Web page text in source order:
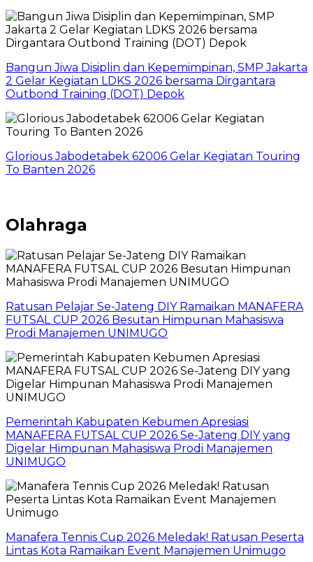
Bangun Jiwa Disiplin dan Kepemimpinan, SMP Jakarta
2 Gelar Kegiatan LDKS 2026 bersama Dirgantara
Outbond Training (DOT) Depok
Glorious Jabodetabek 62006 Gelar Kegiatan Touring
To Banten 2026
Olahraga
Ratusan Pelajar Se-Jateng DIY Ramaikan MANAFERA
FUTSAL CUP 2026 Besutan Himpunan Mahasiswa
Prodi Manajemen UNIMUGO
Pemerintah Kabupaten Kebumen Apresiasi
MANAFERA FUTSAL CUP 2026 Se-Jateng DIY yang
Digelar Himpunan Mahasiswa Prodi Manajemen
UNIMUGO
Manafera Tennis Cup 2026 Meledak! Ratusan Peserta
Lintas Kota Ramaikan Event Manajemen Unimugo